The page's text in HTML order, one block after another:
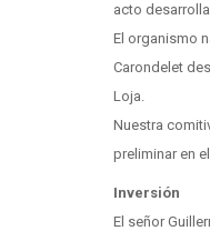
acto
El organismo
Carondelet
Loja.
Nuestra
preliminar en
Inversión
El señor